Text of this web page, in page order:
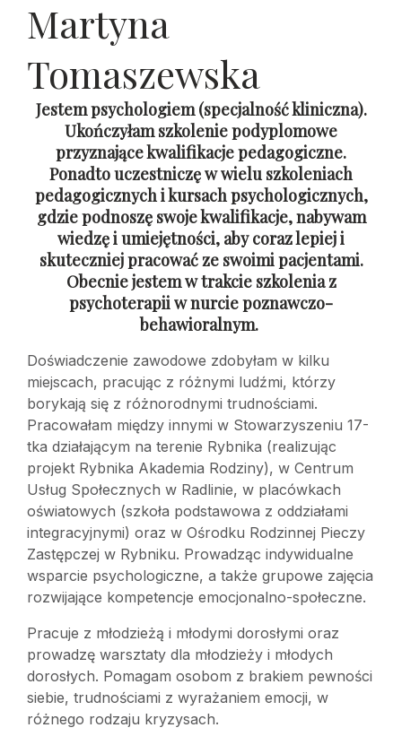
Martyna
Tomaszewska
Jestem psychologiem (specjalność kliniczna).
Ukończyłam szkolenie podyplomowe
przyznające kwalifikacje pedagogiczne.
Ponadto uczestniczę w wielu szkoleniach
pedagogicznych i kursach psychologicznych,
gdzie podnoszę swoje kwalifikacje, nabywam
wiedzę i umiejętności, aby coraz lepiej i
skuteczniej pracować ze swoimi pacjentami.
Obecnie jestem w trakcie szkolenia z
psychoterapii w nurcie poznawczo-
behawioralnym.
Doświadczenie zawodowe zdobyłam w kilku
miejscach, pracując z różnymi ludźmi, którzy
borykają się z różnorodnymi trudnościami.
Pracowałam między innymi w Stowarzyszeniu 17-
tka działającym na terenie Rybnika (realizując
projekt Rybnika Akademia Rodziny), w Centrum
Usług Społecznych w Radlinie, w placówkach
oświatowych (szkoła podstawowa z oddziałami
integracyjnymi) oraz w Ośrodku Rodzinnej Pieczy
Zastępczej w Rybniku. Prowadząc indywidualne
wsparcie psychologiczne, a także grupowe zajęcia
rozwijające kompetencje emocjonalno-społeczne.
Pracuje z młodzieżą i młodymi dorosłymi oraz
prowadzę warsztaty dla młodzieży i młodych
dorosłych. Pomagam osobom z brakiem pewności
siebie, trudnościami z wyrażaniem emocji, w
różnego rodzaju kryzysach.